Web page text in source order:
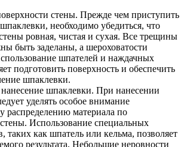
стены. Прежде чем приступить
необходимо убедиться, что
ровная, чистая и сухая. Все трещины
быть заделаны, а шероховатости
шпателей и наждачных
подготовить поверхность и обеспечить
шпаклевки.
шпаклевки. При нанесении
уделять особое внимание
распределению материала по
Использование специальных
таких как шпатель или кельма, позволяет
результата. Небольшие неровности